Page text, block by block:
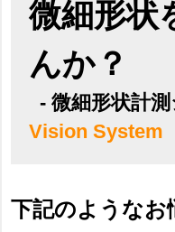
微細形状
んか？
- 微細形状計
Vision System
下記のようなお